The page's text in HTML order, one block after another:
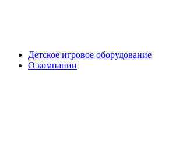
Детское игровое оборудование
О компании